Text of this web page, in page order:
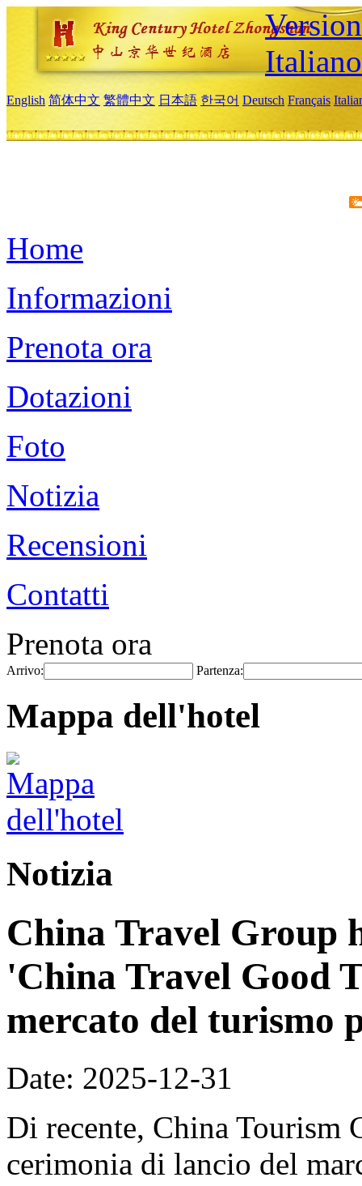
Italiano
English 简体中文 繁體中文 日本語 한국어 Deutsch Français
Home
Informazioni
Prenota ora
Dotazioni
Foto
Notizia
Recensioni
Contatti
Prenota ora
Arrivo: Partenza:
Mappa dell'hotel
Notizia
China Travel Group
'China Travel Good
mercato del turismo
Date: 2025-12-31
Di recente, China Tourism
cerimonia di lancio del